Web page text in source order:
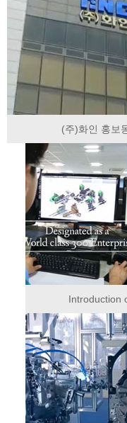
(주)화인 홍보
Introduction